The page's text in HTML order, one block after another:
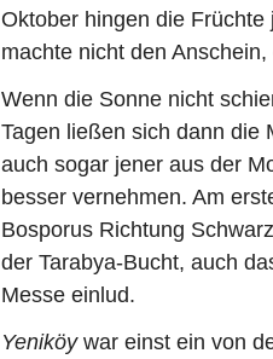
Oktober hingen die
machte nicht den
Wenn die Sonne nicht
Tagen ließen sich dann die
auch sogar jener aus der
besser vernehmen. Am
Bosporus Richtung
der Tarabya-Bucht, auch
Messe einlud.
Yeniköywar einst ein von